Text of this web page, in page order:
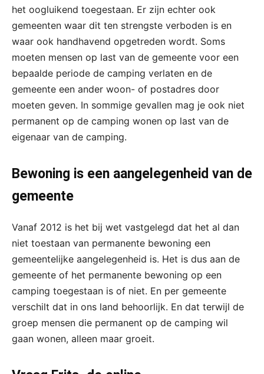
het oogluikend toegestaan. Er zijn echter ook
gemeenten waar dit ten strengste verboden is en
waar ook handhavend opgetreden wordt. Soms
moeten mensen op last van de gemeente voor een
bepaalde periode de camping verlaten en de
gemeente een ander woon- of postadres door
moeten geven. In sommige gevallen mag je ook niet
permanent op de camping wonen op last van de
eigenaar van de camping.
Bewoning is een aangelegenheid van de
gemeente
Vanaf 2012 is het bij wet vastgelegd dat het al dan
niet toestaan van permanente bewoning een
gemeentelijke aangelegenheid is. Het is dus aan de
gemeente of het permanente bewoning op een
camping toegestaan is of niet. En per gemeente
verschilt dat in ons land behoorlijk. En dat terwijl de
groep mensen die permanent op de camping wil
gaan wonen, alleen maar groeit.